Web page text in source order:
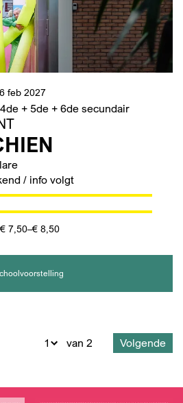
+ 5de + 6de secundair
feb 2027
/ info volgt
€ 7,50–€ 8,50
van 2 Volgende